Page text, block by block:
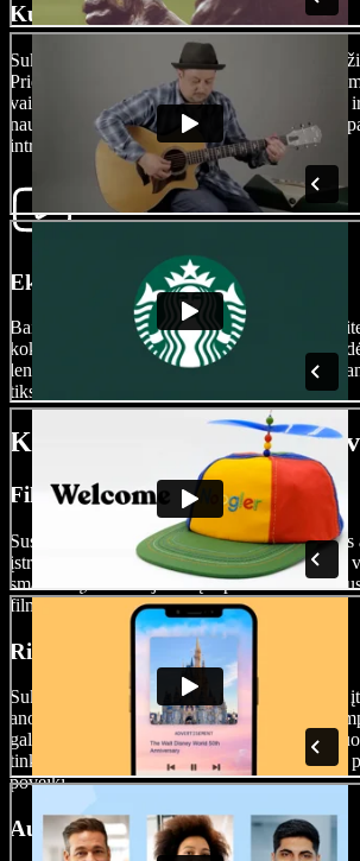
Kurti savo filmo anonsą
Sukurkite filmo anonsą, kuris iškart patrauks
Pridėkite tekstą ir šriftus, garso efektus,
vaizdo klipus, DI balso įrašus, foninę muziką
naudodami mūsų „drag-and-drop“ sąsają.
intro ir outtro, kurie suteiks tikrą kino įspūdį.
Eksportuokite savo filmo anonsą
Baigę kūrybinį procesą, be vargo
kokybės anonsą. Speechify Studio leidžia
lengvai pakeisti anonso dydį prieš
tiks skirtingiems socialinių tinklų kanalams.
Kada naudoti filmo anonso
Filmo reklama
Sustiprinkite savo filmo reklamą įtraukiančiais
įstrigs žiūrovų atmintyje. Anonsai veikia kaip
smalsumą, sukuria jaudulį ir paskatina
filmą internetu.
Rinkodaros kampanijos
Sukelkite šurmulį apie savo filmą naudodami
anonsus. Jie yra būtina didesnių reklamos
galima dalintis įvairiuose žiniasklaidos
tinkluose, per televiziją ar kine – taip ženkliai
poveikį.
Auditorijos įtraukimas